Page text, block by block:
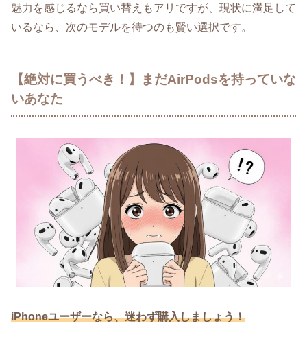
魅力を感じるなら買い替えもアリですが、現状に満足して
いるなら、次のモデルを待つのも賢い選択です。
【絶対に買うべき！】まだAirPodsを持っていな
いあなた
iPhoneユーザーなら、迷わず購入しましょう！